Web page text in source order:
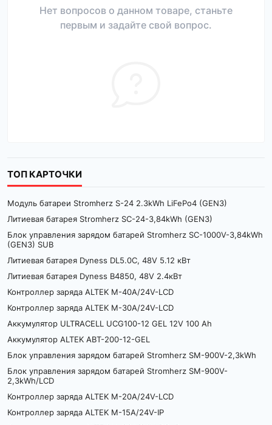
Нет вопросов о данном товаре, станьте
первым и задайте свой вопрос.
ТОП КАРТОЧКИ
Модуль батареи Stromherz S-24 2.3kWh LiFePo4 (GEN3)
Литиевая батарея Stromherz SC-24-3,84kWh (GEN3)
Блок управления зарядом батарей Stromherz SC-1000V-3,84kWh
(GEN3) SUB
Литиевая батарея Dyness DL5.0C, 48V 5.12 кВт
Литиевая батарея Dyness B4850, 48V 2.4кВт
Контроллер заряда ALTEK M-40А/24V-LCD
Контроллер заряда ALTEK M-30А/24V-LCD
Аккумулятор ULTRACELL UCG100-12 GEL 12V 100 Ah
Аккумулятор ALTEK ABT-200-12-GEL
Блок управления зарядом батарей Stromherz SM-900V-2,3kWh
Блок управления зарядом батарей Stromherz SM-900V-
2,3kWh/LCD
Контроллер заряда ALTEK M-20А/24V-LCD
Контроллер заряда ALTEK M-15А/24V-IP